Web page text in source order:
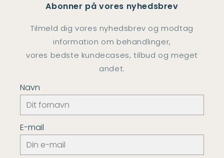
Abonner på vores nyhedsbrev
Tilmeld dig vores nyhedsbrev og modtag
information om behandlinger,
vores bedste kundecases, tilbud og meget
andet.
Navn
E-mail